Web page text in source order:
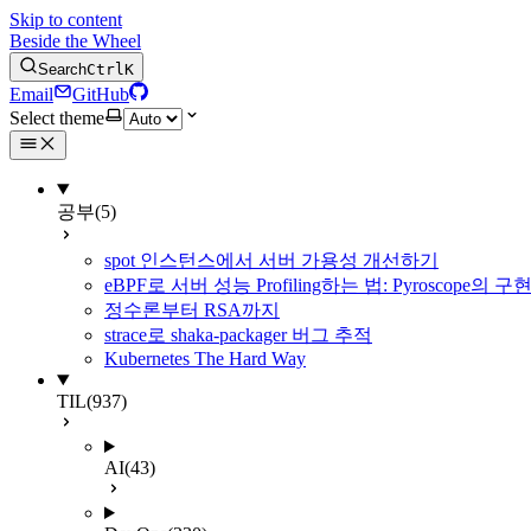
Skip to content
Beside the Wheel
SearchCtrlK
Email
GitHub
Select theme
공부(5)
spot 인스턴스에서 서버 가용성 개선하기
eBPF로 서버 성능 Profiling하는 법: Pyroscope의 구
정수론부터 RSA까지
strace로 shaka-packager 버그 추적
Kubernetes The Hard Way
TIL(937)
AI(43)